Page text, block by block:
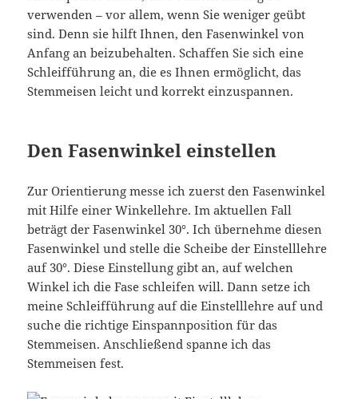
verwenden – vor allem, wenn Sie weniger geübt
sind. Denn sie hilft Ihnen, den Fasenwinkel von
Anfang an beizubehalten. Schaffen Sie sich eine
Schleifführung an, die es Ihnen ermöglicht, das
Stemmeisen leicht und korrekt einzuspannen.
Den Fasenwinkel einstellen
Zur Orientierung messe ich zuerst den Fasenwinkel
mit Hilfe einer Winkellehre. Im aktuellen Fall
beträgt der Fasenwinkel 30°. Ich übernehme diesen
Fasenwinkel und stelle die Scheibe der Einstelllehre
auf 30°. Diese Einstellung gibt an, auf welchen
Winkel ich die Fase schleifen will. Dann setze ich
meine Schleifführung auf die Einstelllehre auf und
suche die richtige Einspannposition für das
Stemmeisen. Anschließend spanne ich das
Stemmeisen fest.